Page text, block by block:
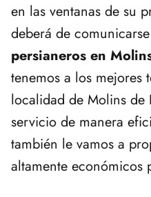
en las ventanas de su
deberá de
persianeros en
tenemos a los mejores
localidad de Molins de
servicio de manera
también le vamos a
altamente económicos